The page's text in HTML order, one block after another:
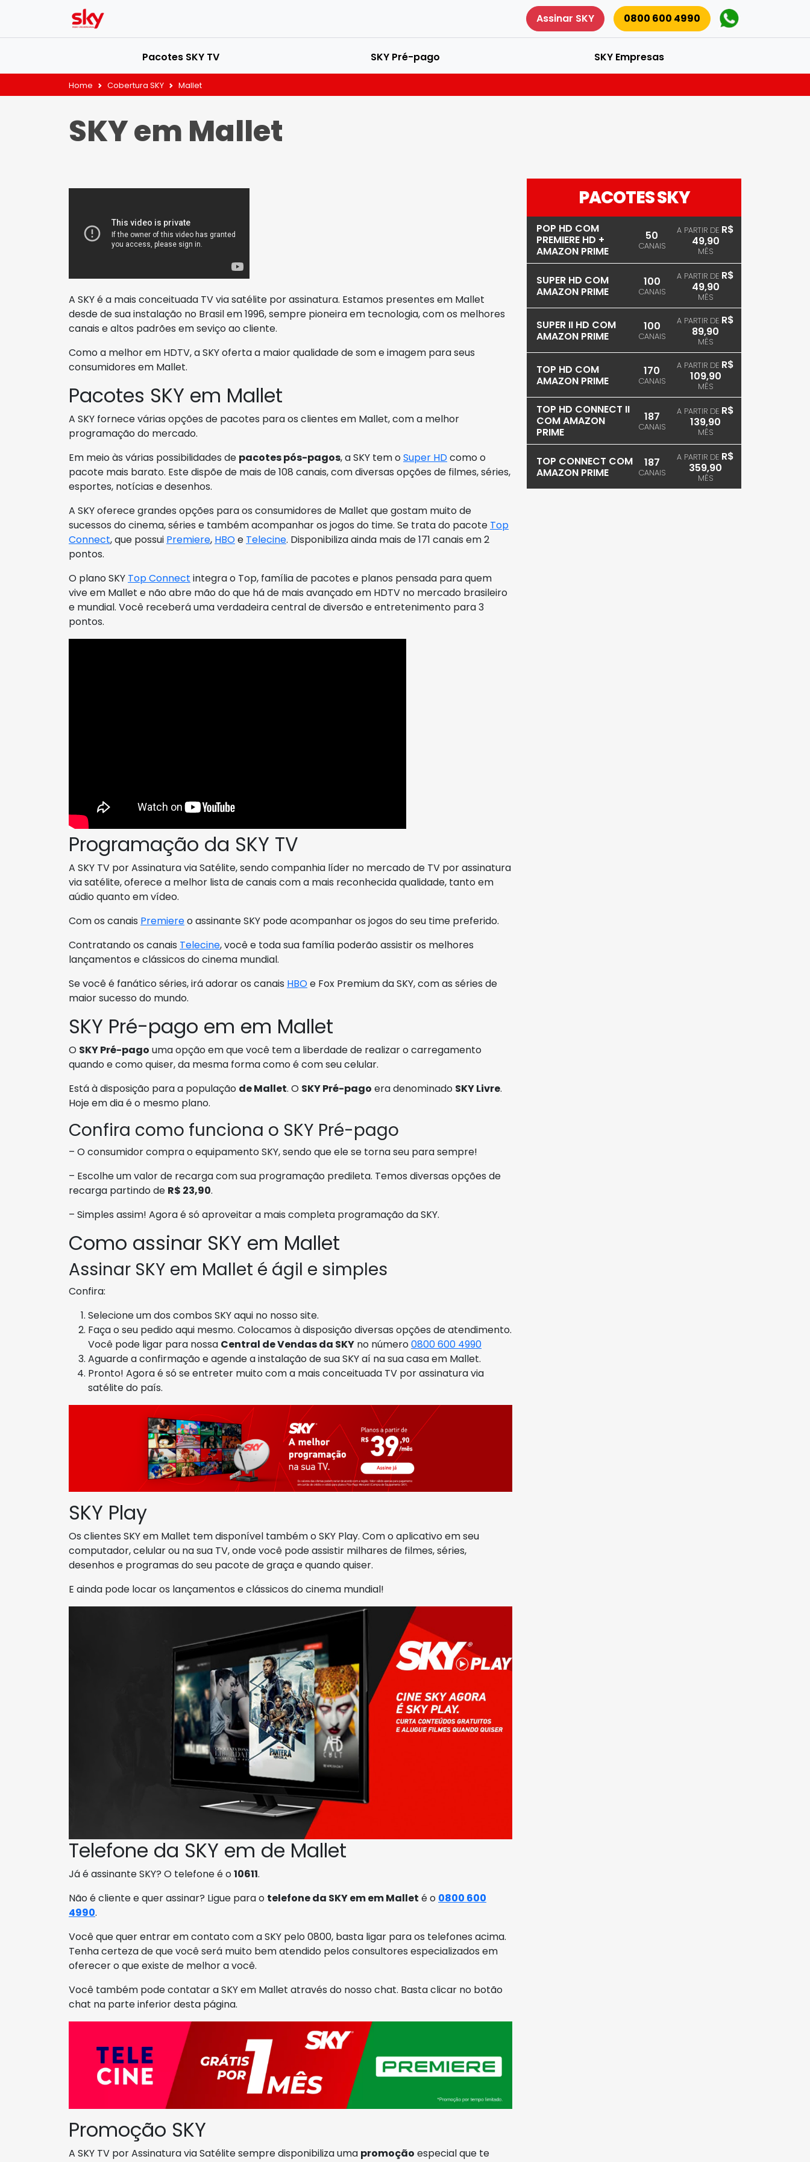
Assinar SKY 0800 600 4990
Pacotes SKY TV SKY Pré-pago SKY Empresas
Home Cobertura SKY Mallet
SKY em Mallet
A SKY é a mais conceituada TV via satélite por assinatura. Estamos presentes em Mallet
desde de sua instalação no Brasil em 1996, sempre pioneira em tecnologia, com os melhores
canais e altos padrões em seviço ao cliente.
Como a melhor em HDTV, a SKY oferta a maior qualidade de som e imagem para seus
consumidores em Mallet.
Pacotes SKY em Mallet
A SKY fornece várias opções de pacotes para os clientes em Mallet, com a melhor
programação do mercado.
Em meio às várias possibilidades de pacotes pós-pagos, a SKY tem oSuper HDcomo o
pacote mais barato. Este dispõe de mais de 108 canais, com diversas opções de filmes, séries,
esportes, notícias e desenhos.
A SKY oferece grandes opções para os consumidores de Mallet que gostam muito de
sucessos do cinema, séries e também acompanhar os jogos do time. Se trata do pacote Top
Connect, que possui Premiere, HBOe Telecine. Disponibiliza ainda mais de 171 canais em 2
pontos.
O plano SKY Top Connect integra o Top, família de pacotes e planos pensada para quem
vive em Mallet e não abre mão do que há de mais avançado em HDTV no mercado brasileiro
e mundial. Você receberá uma verdadeira central de diversão e entretenimento para 3
pontos.
Programação da SKY TV
A SKY TV por Assinatura via Satélite, sendo companhia líder no mercado de TV por assinatura
via satélite, oferece a melhor lista de canais com a mais reconhecida qualidade, tanto em
aúdio quanto em vídeo.
Com os canais Premiereo assinante SKY pode acompanhar os jogos do seu time preferido.
Contratando os canais Telecine, você e toda sua família poderão assistir os melhores
lançamentos e clássicos do cinema mundial.
Se você é fanático séries, irá adorar os canais HBOe Fox Premium da SKY, com as séries de
maior sucesso do mundo.
SKY Pré-pago em em Mallet
O SKY Pré-pago uma opção em que você tem a liberdade de realizar o carregamento
quando e como quiser, da mesma forma como é com seu celular.
Está à disposição para a população de Mallet. O SKY Pré-pago era denominado SKY Livre.
Hoje em dia é o mesmo plano.
Confira como funciona o SKY Pré-pago
– O consumidor compra o equipamento SKY, sendo que ele se torna seu para sempre!
– Escolhe um valor de recarga com sua programação predileta. Temos diversas opções de
recarga partindo de R$ 23,90.
– Simples assim! Agora é só aproveitar a mais completa programação da SKY.
Como assinar SKY em Mallet
Assinar SKY em Mallet é ágil e simples
Confira:
Selecione um dos combos SKY aqui no nosso site.
Faça o seu pedido aqui mesmo. Colocamos à disposição diversas opções de atendimento.
Você pode ligar para nossa Central de Vendas da SKY no número0800 600 4990
Aguarde a confirmação e agende a instalação de sua SKY aí na sua casa em Mallet.
Pronto! Agora é só se entreter muito com a mais conceituada TV por assinatura via
satélite do país.
SKY Play
Os clientes SKY em Mallet tem disponível também o SKY Play. Com o aplicativo em seu
computador, celular ou na sua TV, onde você pode assistir milhares de filmes, séries,
desenhos e programas do seu pacote de graça e quando quiser.
E ainda pode locar os lançamentos e clássicos do cinema mundial!
Telefone da SKY em de Mallet
Já é assinante SKY? O telefone é o10611.
Não é cliente e quer assinar? Ligue para o telefone da SKY em em Mallet é o 0800 600
4990.
Você que quer entrar em contato com a SKY pelo 0800, basta ligar para os telefones acima.
Tenha certeza de que você será muito bem atendido pelos consultores especializados em
oferecer o que existe de melhor a você.
Você também pode contatar a SKY em Mallet através do nosso chat. Basta clicar no botão
chat na parte inferior desta página.
Promoção SKY
A SKY TV por Assinatura via Satélite sempre disponibiliza uma promoção especial que te
PACOTES SKY
POP HD COM
PREMIERE HD +
AMAZON PRIME
50
CANAIS
A PARTIR DE R$
49,90
MÊS
SUPER HD COM
AMAZON PRIME
100
CANAIS
A PARTIR DE R$
49,90
MÊS
SUPER II HD COM
AMAZON PRIME
100
CANAIS
A PARTIR DE R$
89,90
MÊS
TOP HD COM
AMAZON PRIME
170
CANAIS
A PARTIR DE R$
109,90
MÊS
TOP HD CONNECT II
COM AMAZON
PRIME
187
CANAIS
A PARTIR DE R$
139,90
MÊS
TOP CONNECT COM
AMAZON PRIME
187
CANAIS
A PARTIR DE R$
359,90
MÊS